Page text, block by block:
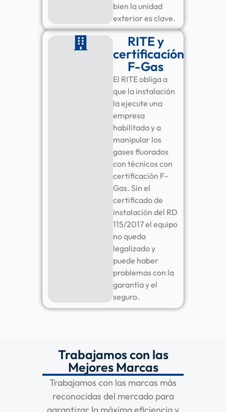
bien la unidad
exterior es clave.
RITE y
certificación
F-Gas
El RITE obliga a
que la instalación
la ejecute una
empresa
habilitada y a
manipular los
gases fluorados
con técnicos con
certificación F-
Gas. Sin el
certificado de
instalación del RD
115/2017 el equipo
no queda
legalizado y
puede haber
problemas con la
garantía y el
seguro.
Trabajamos con las
Mejores Marcas
Trabajamos con las marcas más
reconocidas del mercado para
garantizar la máxima eficiencia y